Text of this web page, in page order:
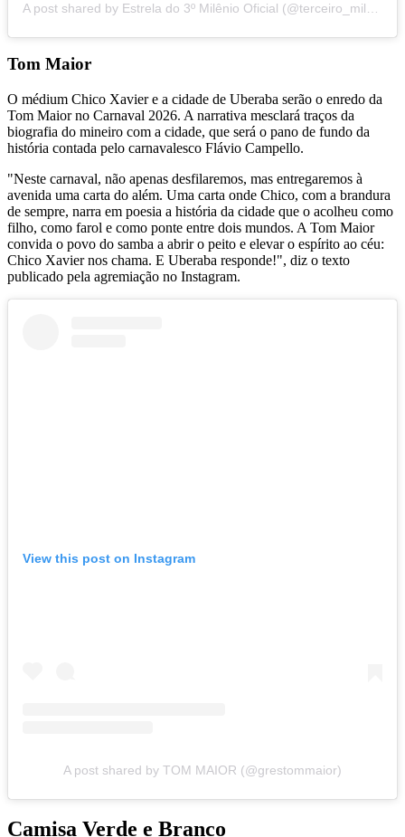
A post shared by Estrela do 3º Milênio Oficial (@terceiro_milenio)
Tom Maior
O médium Chico Xavier e a cidade de Uberaba serão o enredo da
Tom Maior no Carnaval 2026. A narrativa mesclará traços da
biografia do mineiro com a cidade, que será o pano de fundo da
história contada pelo carnavalesco Flávio Campello.
"Neste carnaval, não apenas desfilaremos, mas entregaremos à
avenida uma carta do além. Uma carta onde Chico, com a brandura
de sempre, narra em poesia a história da cidade que o acolheu como
filho, como farol e como ponte entre dois mundos. A Tom Maior
convida o povo do samba a abrir o peito e elevar o espírito ao céu:
Chico Xavier nos chama. E Uberaba responde!", diz o texto
publicado pela agremiação no Instagram.
View this post on Instagram
A post shared by TOM MAIOR (@grestommaior)
Camisa Verde e Branco